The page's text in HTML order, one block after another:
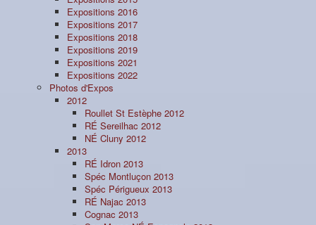
Expositions 2016
Expositions 2017
Expositions 2018
Expositions 2019
Expositions 2021
Expositions 2022
Photos d'Expos
2012
Roullet St Estèphe 2012
RÉ Sereilhac 2012
NÉ Cluny 2012
2013
RÉ Idron 2013
Spéc Montluçon 2013
Spéc Périgueux 2013
RÉ Najac 2013
Cognac 2013